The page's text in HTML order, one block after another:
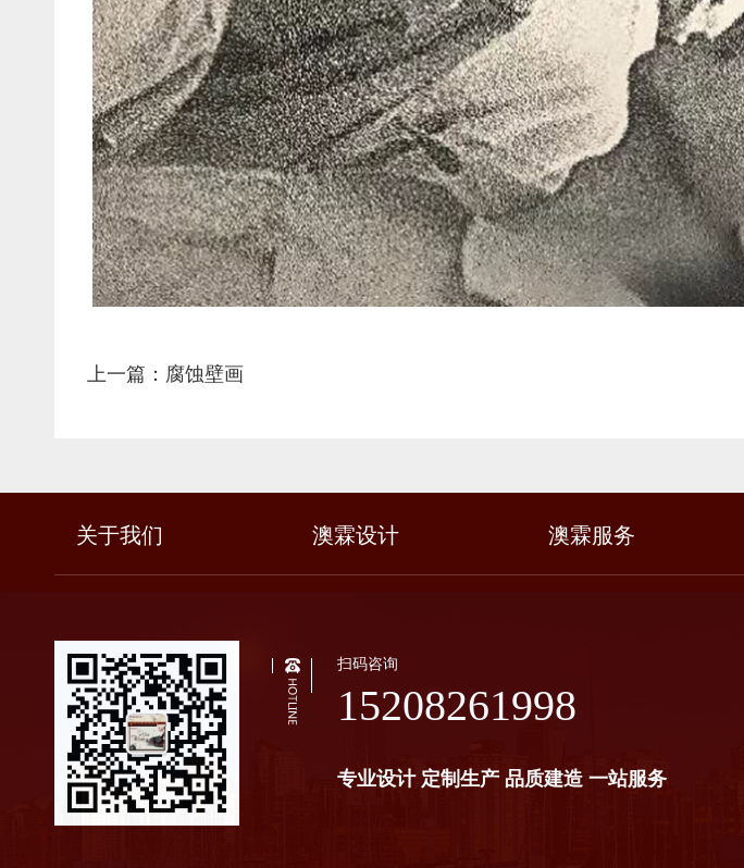
上一篇：腐蚀壁画
关于我们 澳霖设计 澳霖服务
扫码咨询
15208261998
专业设计 定制生产 品质建造 一站服务